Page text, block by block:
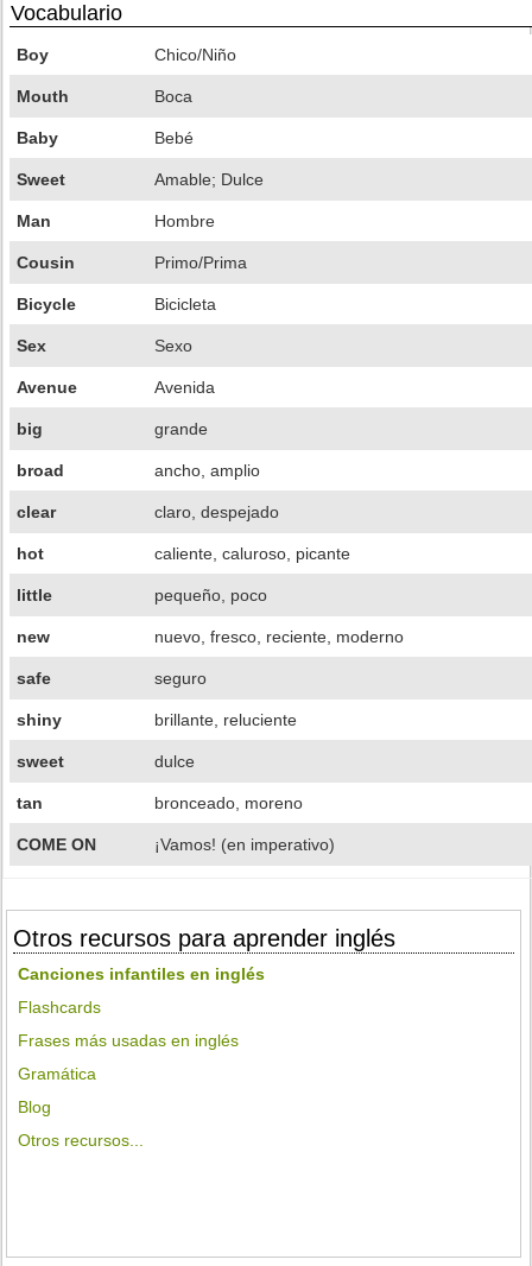
Vocabulario
Boy Chico/Niño
Mouth Boca
Baby Bebé
Sweet Amable; Dulce
Man Hombre
Cousin Primo/Prima
Bicycle Bicicleta
Sex Sexo
Avenue Avenida
big grande
broad ancho, amplio
clear claro, despejado
hot caliente, caluroso, picante
little pequeño, poco
new nuevo, fresco, reciente, moderno
safe seguro
shiny brillante, reluciente
sweet dulce
tan bronceado, moreno
COME ON ¡Vamos! (en imperativo)
Otros recursos para aprender inglés
Canciones infantiles en inglés
Flashcards
Frases más usadas en inglés
Gramática
Blog
Otros recursos...